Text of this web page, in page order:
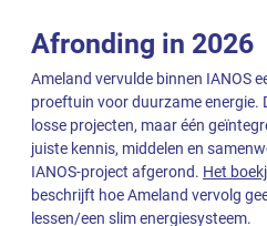
Afronding in 2026
Ameland vervulde binnen IANOS
proeftuin voor duurzame energie.
losse projecten, maar één
juiste kennis, middelen en
IANOS-project afgerond. Het
beschrijft hoe Ameland vervolg
lessen/een slim energiesysteem.